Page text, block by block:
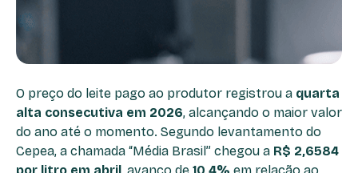
O preço do leite pago ao produtor registrou a quarta
alta consecutiva em 2026, alcançando o maior valor
do ano até o momento. Segundo levantamento do
Cepea, a chamada “Média Brasil” chegou a R$ 2,6584